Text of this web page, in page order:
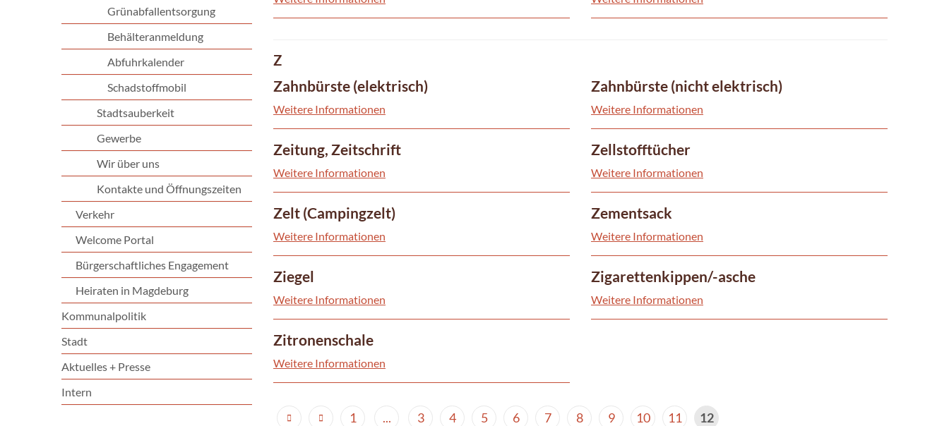
Grünabfallentsorgung
Behälteranmeldung
Abfuhrkalender
Schadstoffmobil
Stadtsauberkeit
Gewerbe
Wir über uns
Kontakte und Öffnungszeiten
Verkehr
Welcome Portal
Bürgerschaftliches Engagement
Heiraten in Magdeburg
Kommunalpolitik
Stadt
Aktuelles + Presse
Intern
Z
Zahnbürste (elektrisch)
Weitere Informationen
Zahnbürste (nicht elektrisch)
Weitere Informationen
Zeitung, Zeitschrift
Weitere Informationen
Zellstofftücher
Weitere Informationen
Zelt (Campingzelt)
Weitere Informationen
Zementsack
Weitere Informationen
Ziegel
Weitere Informationen
Zigarettenkippen/-asche
Weitere Informationen
Zitronenschale
Weitere Informationen
1 ... 3 4 5 6 7 8 9 10 11 12